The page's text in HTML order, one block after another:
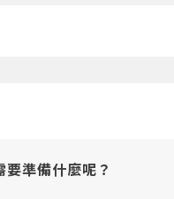
準備什麼呢？